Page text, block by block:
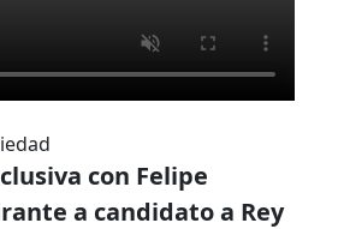
con Felipe
a candidato a Rey